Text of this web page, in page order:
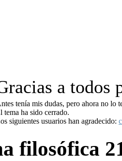
a todos
tenía mis dudas, pero ahora no lo
tema ha sido cerrado.
siguientes usuarios han agradecido:
filosófica